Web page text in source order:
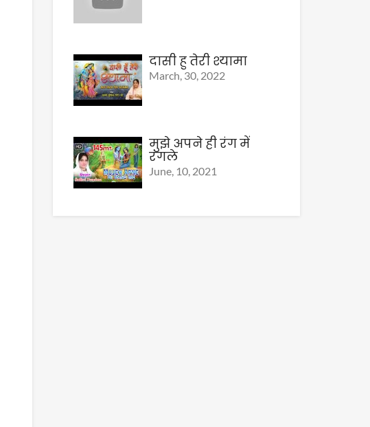
दासी हु तेरी श्यामा
March, 30, 2022
मुझे अपने ही रंग में
रंगले
June, 10, 2021